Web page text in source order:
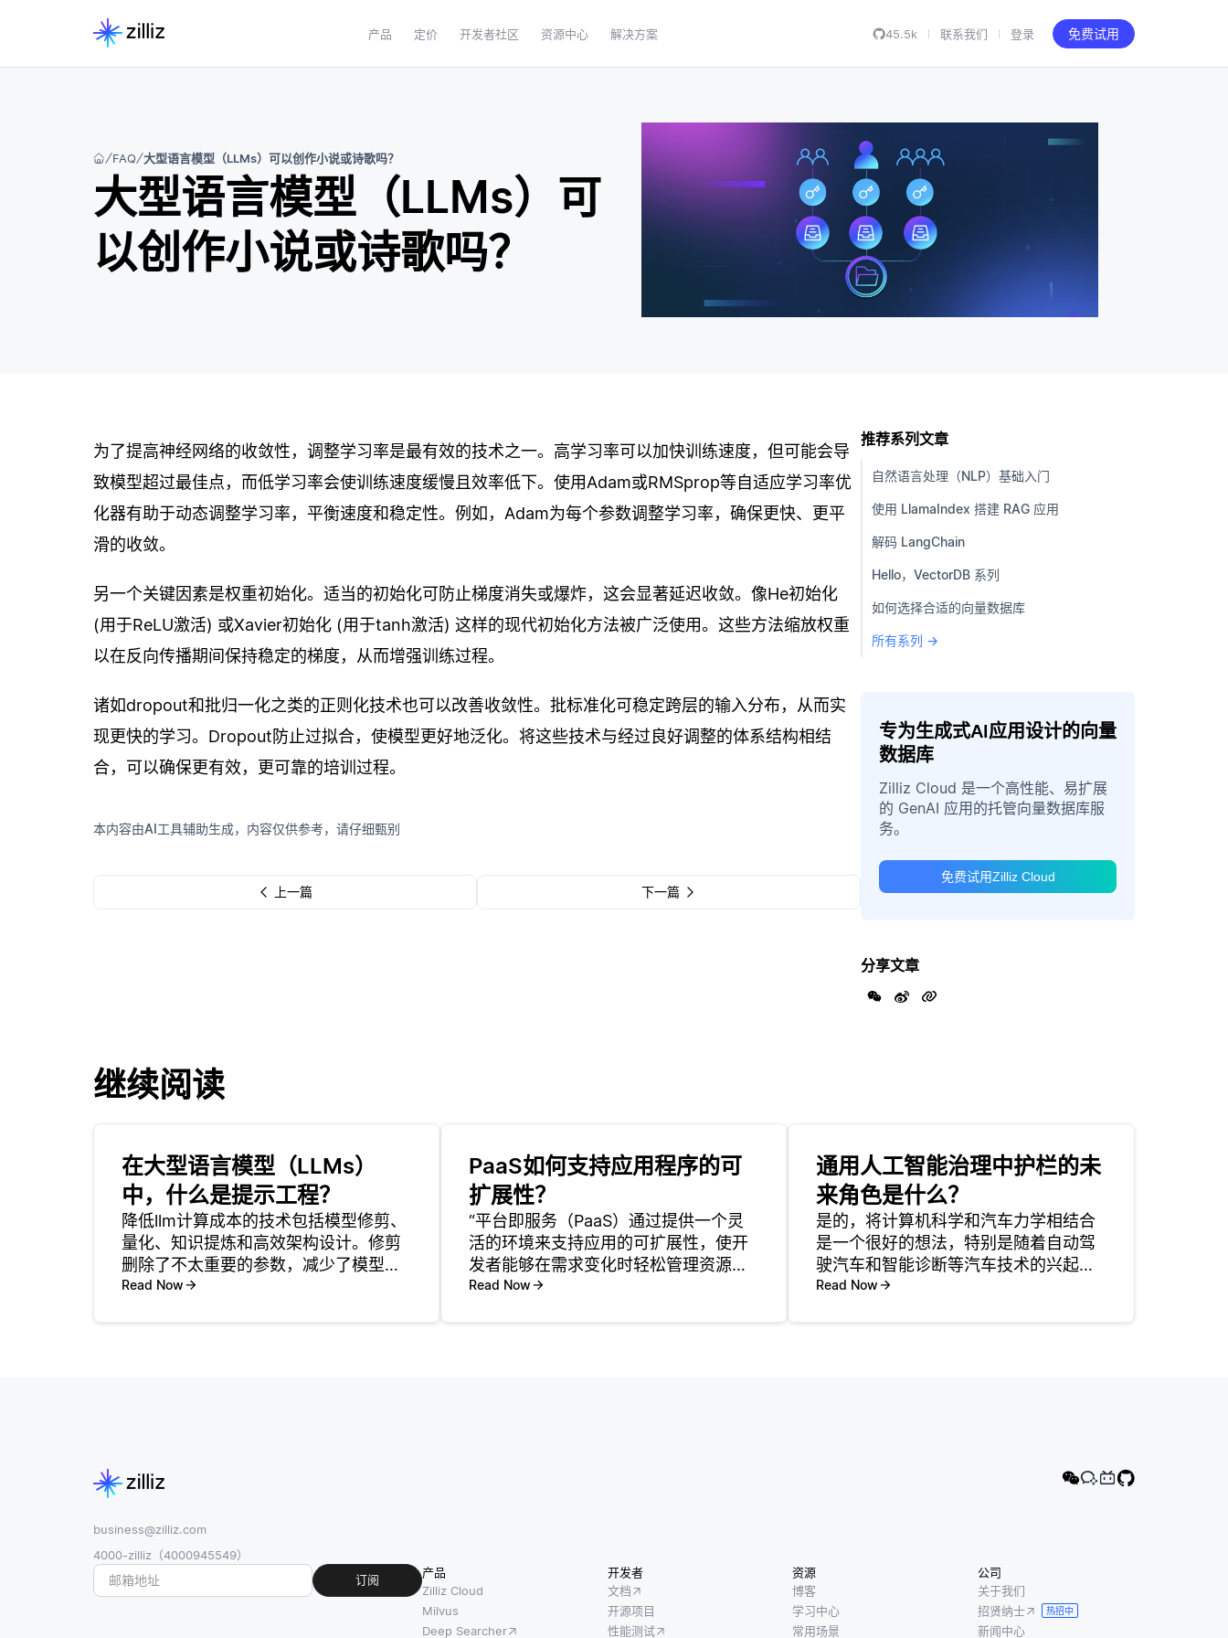
产品 定价 开发者社区 资源中心 解决方案 45.5k 联系我们 登录 免费试用
FAQ 大型语言模型（LLMs）可以创作小说或诗歌吗？
大型语言模型（LLMs）可
以创作小说或诗歌吗？
为了提高神经网络的收敛性，调整学习率是最有效的技术之一。高学习率可以加快训练速度，但可能会导
致模型超过最佳点，而低学习率会使训练速度缓慢且效率低下。使用Adam或RMSprop等自适应学习率优
化器有助于动态调整学习率，平衡速度和稳定性。例如，Adam为每个参数调整学习率，确保更快、更平
滑的收敛。
另一个关键因素是权重初始化。适当的初始化可防止梯度消失或爆炸，这会显著延迟收敛。像He初始化
(用于ReLU激活) 或Xavier初始化 (用于tanh激活) 这样的现代初始化方法被广泛使用。这些方法缩放权重
以在反向传播期间保持稳定的梯度，从而增强训练过程。
诸如dropout和批归一化之类的正则化技术也可以改善收敛性。批标准化可稳定跨层的输入分布，从而实
现更快的学习。Dropout防止过拟合，使模型更好地泛化。将这些技术与经过良好调整的体系结构相结
合，可以确保更有效，更可靠的培训过程。
本内容由AI工具辅助生成，内容仅供参考，请仔细甄别
上一篇 下一篇
推荐系列文章
自然语言处理（NLP）基础入门
使用 LlamaIndex 搭建 RAG 应用
解码 LangChain
Hello，VectorDB 系列
如何选择合适的向量数据库
所有系列 →
专为生成式AI应用设计的向量
数据库
Zilliz Cloud 是一个高性能、易扩展
的 GenAI 应用的托管向量数据库服
务。
免费试用Zilliz Cloud
分享文章
继续阅读
在大型语言模型（LLMs）
中，什么是提示工程？
降低llm计算成本的技术包括模型修剪、
量化、知识提炼和高效架构设计。修剪
删除了不太重要的参数，减少了模型大
小以及训练和推理所需的计算次数。例
Read Now
PaaS如何支持应用程序的可
扩展性？
“平台即服务（PaaS）通过提供一个灵
活的环境来支持应用的可扩展性，使开
发者能够在需求变化时轻松管理资源分
配和应用性能。这意味着应用的容量和
Read Now
通用人工智能治理中护栏的未
来角色是什么？
是的，将计算机科学和汽车力学相结合
是一个很好的想法，特别是随着自动驾
驶汽车和智能诊断等汽车技术的兴起。
这个交叉点通常被称为汽车软件工程或
Read Now
business@zilliz.com
4000-zilliz（4000945549）
订阅
产品
Zilliz Cloud
Milvus
Deep Searcher
开发者
文档
开源项目
性能测试
资源
博客
学习中心
常用场景
公司
关于我们
招贤纳士
热招中
新闻中心